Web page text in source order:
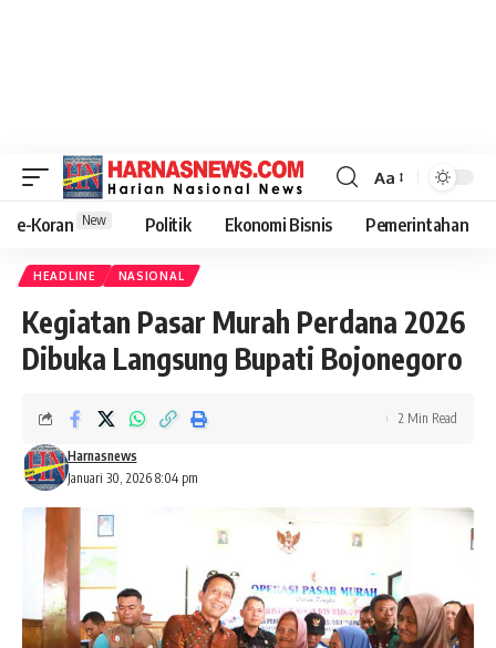
Aa
e-Koran New Politik Ekonomi Bisnis Pemerintahan
HEADLINE NASIONAL
Kegiatan Pasar Murah Perdana 2026
Dibuka Langsung Bupati Bojonegoro
Januari 30, 2026 8:04 pm
Harnasnews
2 Min Read